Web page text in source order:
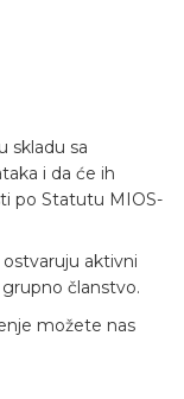
skladu sa
i da će ih
po Statutu MIOS-
aktivni
članstvo.
možete nas